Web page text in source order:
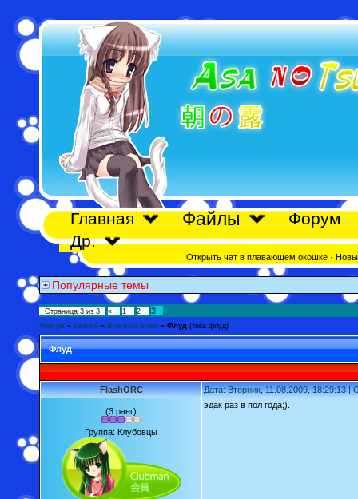
Главная Файлы
Форум
Др.
Открыть чат в плавающем окошке·
Популярные темы
Страница 3 из 3 « 1 2 3
Форум » Разное » Все обо всем » Флуд (тока флуд)
Флуд
FlashORC Дата: Вторник, 11.08.2009, 18:29:13
(3 ранг)
Группа: Клубовцы
эдак раз в пол года;).